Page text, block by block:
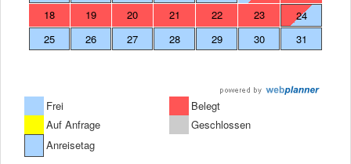
18
19 20 21 22 23
24
25
26 27 28 29 30 31
Frei
Belegt
Auf Anfrage
Geschlossen
Anreisetag